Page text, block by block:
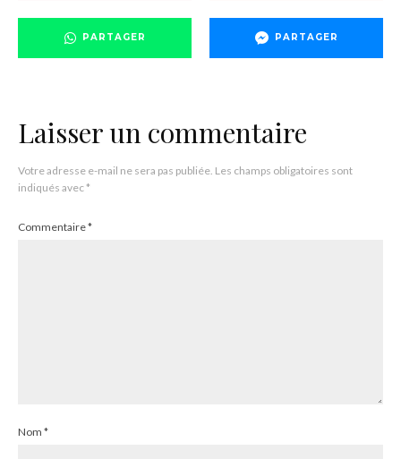
PARTAGER PARTAGER
Laisser un commentaire
Votre adresse e-mail ne sera pas publiée. Les champs obligatoires sont
indiqués avec*
Commentaire*
Nom *